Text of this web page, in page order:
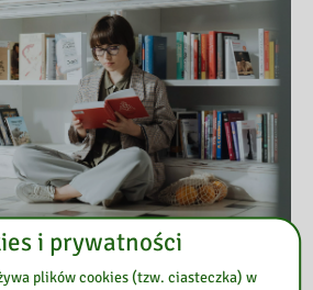
i prywatności
plików cookies (tzw. ciasteczka) w